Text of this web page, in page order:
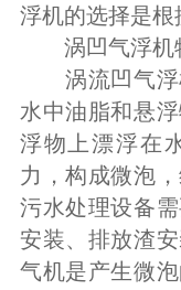
浮机的选择是根
涡凹气浮机
涡流凹气浮
水中油脂和悬
浮物上漂浮在
力，构成微泡
污水处理设备
安装、排放渣
气机是产生微